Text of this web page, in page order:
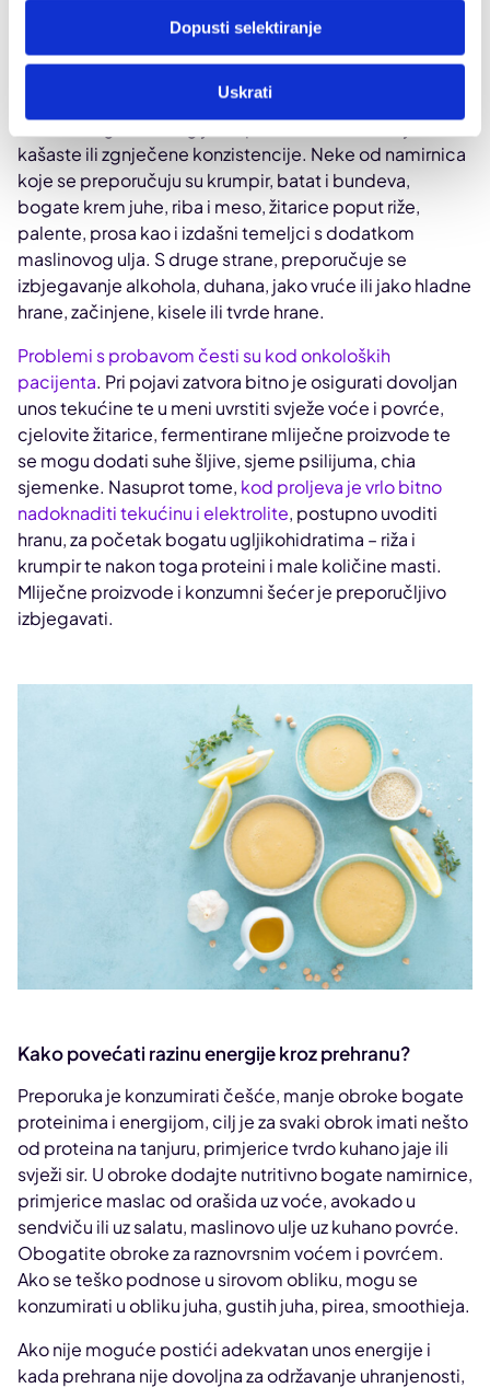
Dopusti selektiranje
Uskrati
pospješiti liječenje, pri čemu su higijena usne šupljine i
redovito ispiranje usta najvažnije. Dodatne preporuke
za sprječavanje i liječenje mukozitisa uzrokovanog
specifičnim liječenjem su konzumacija češćih manjih
obroka bogatih energijom i proteinima, mekanije,
kašaste ili zgnječene konzistencije. Neke od namirnica
koje se preporučuju su krumpir, batat i bundeva,
bogate krem juhe, riba i meso, žitarice poput riže,
palente, prosa kao i izdašni temeljci s dodatkom
maslinovog ulja. S druge strane, preporučuje se
izbjegavanje alkohola, duhana, jako vruće ili jako hladne
hrane, začinjene, kisele ili tvrde hrane.
Problemi s probavom česti su kod onkoloških
pacijenta. Pri pojavi zatvora bitno je osigurati dovoljan
unos tekućine te u meni uvrstiti svježe voće i povrće,
cjelovite žitarice, fermentirane mliječne proizvode te
se mogu dodati suhe šljive, sjeme psilijuma, chia
sjemenke. Nasuprot tome, kod proljeva je vrlo bitno
nadoknaditi tekućinu i elektrolite, postupno uvoditi
hranu, za početak bogatu ugljikohidratima – riža i
krumpir te nakon toga proteini i male količine masti.
Mliječne proizvode i konzumni šećer je preporučljivo
izbjegavati.
Kako povećati razinu energije kroz prehranu?
Preporuka je konzumirati češće, manje obroke bogate
proteinima i energijom, cilj je za svaki obrok imati nešto
od proteina na tanjuru, primjerice tvrdo kuhano jaje ili
svježi sir. U obroke dodajte nutritivno bogate namirnice,
primjerice maslac od orašida uz voće, avokado u
sendviču ili uz salatu, maslinovo ulje uz kuhano povrće.
Obogatite obroke za raznovrsnim voćem i povrćem.
Ako se teško podnose u sirovom obliku, mogu se
konzumirati u obliku juha, gustih juha, pirea, smoothieja.
Ako nije moguće postići adekvatan unos energije i
kada prehrana nije dovoljna za održavanje uhranjenosti,